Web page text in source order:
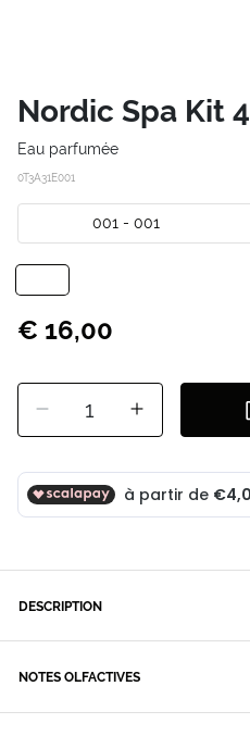
Nordic Spa Kit 4
Eau parfumée
0T3A31E001
001 - 001
€ 16,00
1
DESCRIPTION
NOTES OLFACTIVES